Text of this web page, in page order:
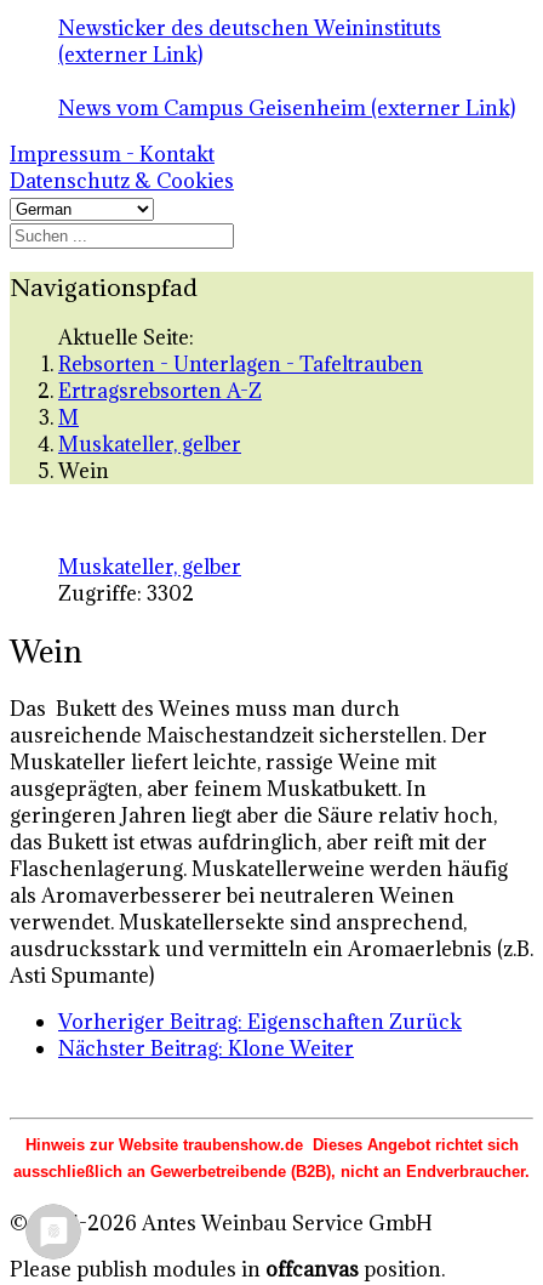
Newsticker des deutschen Weininstituts
(externer Link)
News vom Campus Geisenheim (externer Link)
Impressum - Kontakt
Datenschutz & Cookies
Navigationspfad
Aktuelle Seite:
Rebsorten - Unterlagen - Tafeltrauben
Ertragsrebsorten A-Z
M
Muskateller, gelber
Wein
Muskateller, gelber
Zugriffe: 3302
Wein
Das Bukett des Weines muss man durch
ausreichende Maischestandzeit sicherstellen. Der
Muskateller liefert leichte, rassige Weine mit
ausgeprägten, aber feinem Muskatbukett. In
geringeren Jahren liegt aber die Säure relativ hoch,
das Bukett ist etwas aufdringlich, aber reift mit der
Flaschenlagerung. Muskatellerweine werden häufig
als Aromaverbesserer bei neutraleren Weinen
verwendet. Muskatellersekte sind ansprechend,
ausdrucksstark und vermitteln ein Aromaerlebnis (z.B.
Asti Spumante)
Vorheriger Beitrag: EigenschaftenZurück
Nächster Beitrag: KloneWeiter
Hinweis zur Website traubenshow.de Dieses Angebot richtet sich
ausschließlich an Gewerbetreibende (B2B), nicht an Endverbraucher.
© 2015-2026 Antes Weinbau Service GmbH
Please publish modules in offcanvasposition.